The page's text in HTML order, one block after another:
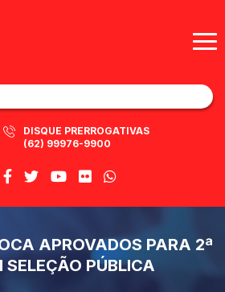
DISQUE PRERROGATIVAS
(62) 99976-9900
APROVADOS PARA 2ª
SELEÇÃO PÚBLICA